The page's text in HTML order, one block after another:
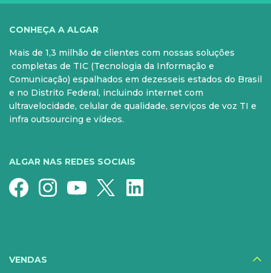
PARA SUA CASA
Internet Fibra
Fixo
Super Wi-Fi
CELULAR
Controle e Pós
Aparelhos
DIGITAIS
CONHEÇA A ALGAR
Mais de 1,3 milhão de clientes com nossas soluções
completas de TIC (Tecnologia da Informação e
Comunicação) espalhados em dezesseis estados do Brasil
e no Distrito Federal, incluindo internet com
ultravelocidade, celular de qualidade, serviços de voz TI e
infra outsourcing e vídeos.
ALGAR NAS REDES SOCIAIS
VENDAS